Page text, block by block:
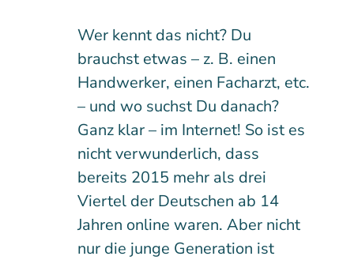
Wer kennt das nicht? Du
brauchst etwas – z. B. einen
Handwerker, einen Facharzt, etc.
– und wo suchst Du danach?
Ganz klar – im Internet! So ist es
nicht verwunderlich, dass
bereits 2015 mehr als drei
Viertel der Deutschen ab 14
Jahren online waren. Aber nicht
nur die junge Generation ist